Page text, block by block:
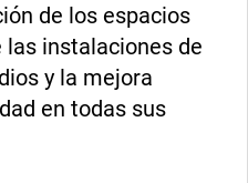
de los espacios
instalaciones de
y la mejora
en todas sus